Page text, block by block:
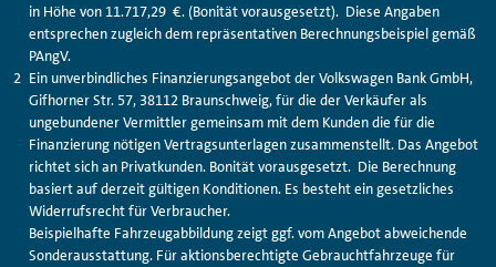
in Höhe von 11.717,29 €. (Bonität vorausgesetzt). Diese Angaben
entsprechen zugleich dem repräsentativen Berechnungsbeispiel gemäß
PAngV.
Ein unverbindliches Finanzierungsangebot der Volkswagen Bank GmbH,
Gifhorner Str. 57, 38112 Braunschweig, für die der Verkäufer als
ungebundener Vermittler gemeinsam mit dem Kunden die für die
Finanzierung nötigen Vertragsunterlagen zusammenstellt. Das Angebot
richtet sich an Privatkunden. Bonität vorausgesetzt. Die Berechnung
basiert auf derzeit gültigen Konditionen. Es besteht ein gesetzliches
Widerrufsrecht für Verbraucher.
Beispielhafte Fahrzeugabbildung zeigt ggf. vom Angebot abweichende
Sonderausstattung. Für aktionsberechtigte Gebrauchtfahrzeuge für